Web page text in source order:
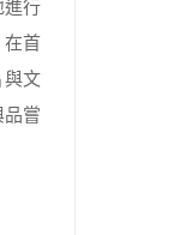
進行
在首
與文
品嘗